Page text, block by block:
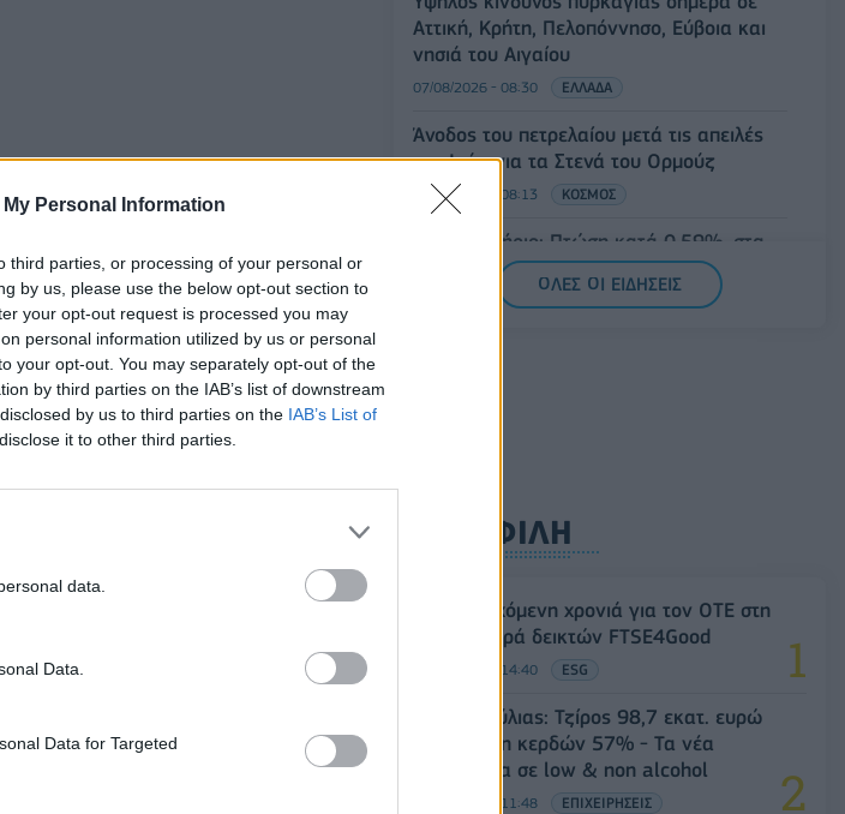
Personal Information
third parties, or processing of your personal or
by us, please use the below opt-out section to
your opt-out request is processed you may
personal information utilized by us or personal
your opt-out. You may separately opt-out of the
by third parties on the IAB’s list of downstream
by us to third parties on the IAB’s List of
it to other third parties.
data.
Data.
Data for Targeted
Αττική, Κρήτη, Πελοπόννησο, Εύβοια και
νησιά του Αιγαίου
07/08/2026 - 08:30 ΕΛΛΑΔΑ
Άνοδος του πετρελαίου μετά τις απειλές
του Ιράν για τα Στενά του Ορμούζ
07/08/2026 - 08:13 ΚΟΣΜΟΣ
Χρηματιστήριο: Πτώση κατά 0,59%, στα
320,42 εκατ. ευρώ ο τζίρος
06/08/2026 - 18:10
ΟΛΕΣ ΟΙ ΕΙΔΗΣΕΙΣ
ΔΗΜΟΦΙΛΗ
18η συνεχόμενη χρονιά για τον ΟΤΕ στη
διεθνή σειρά δεικτών FTSE4Good
06/08/2026 - 14:40 ESG
Β.Σ. Καρούλιας: Τζίρος 98,7 εκατ. ευρώ
και αύξηση κερδών 57% - Τα νέα
στοιχήματα σε low & non alcohol
06/08/2026 - 11:48 ΕΠΙΧΕΙΡΗΣΕΙΣ